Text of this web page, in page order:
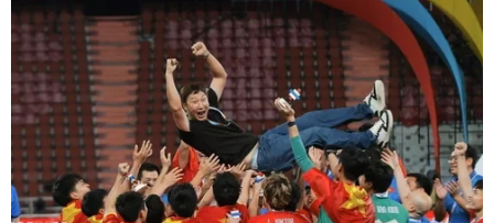
Những tín hiệu tích cực và tiềm năng đối